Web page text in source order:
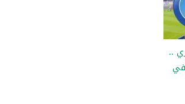
..
في